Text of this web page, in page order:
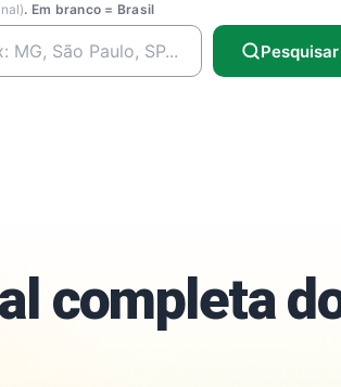
. Em branco = Brasil
Pesquisar
completa